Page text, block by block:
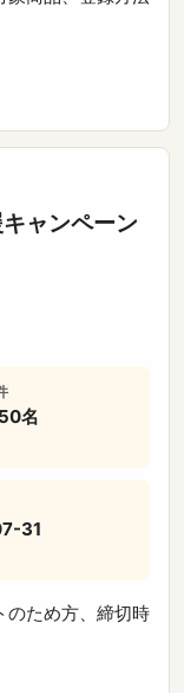
ャンペーン
名
31
のため方、締切時